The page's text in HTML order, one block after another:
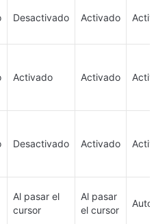
Desactivado Activado
Activado Activado
Desactivado Activado
Al pasar el
cursor
Al pasar
el cursor